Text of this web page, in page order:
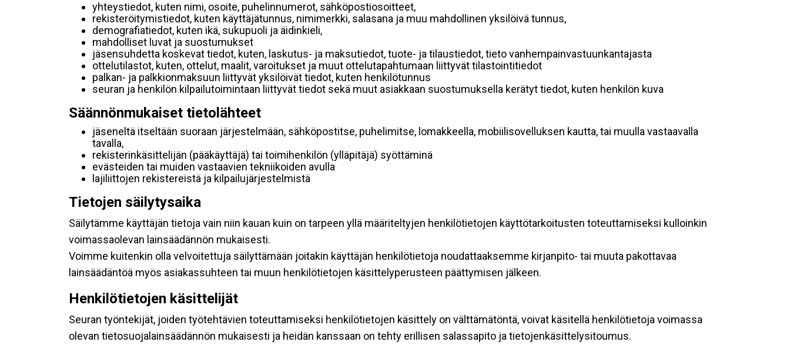
yhteystiedot, kuten nimi, osoite, puhelinnumerot, sähköpostiosoitteet,
rekisteröitymistiedot, kuten käyttäjätunnus, nimimerkki, salasana ja muu mahdollinen yksilöivä tunnus,
demografiatiedot, kuten ikä, sukupuoli ja äidinkieli,
mahdolliset luvat ja suostumukset
jäsensuhdetta koskevat tiedot, kuten, laskutus- ja maksutiedot, tuote- ja tilaustiedot, tieto vanhempainvastuunkantajasta
ottelutilastot, kuten, ottelut, maalit, varoitukset ja muut ottelutapahtumaan liittyvät tilastointitiedot
palkan- ja palkkionmaksuun liittyvät yksilöivät tiedot, kuten henkilötunnus
seuran ja henkilön kilpailutoimintaan liittyvät tiedot sekä muut asiakkaan suostumuksella kerätyt tiedot, kuten henkilön kuva
Säännönmukaiset tietolähteet
jäseneltä itseltään suoraan järjestelmään, sähköpostitse, puhelimitse, lomakkeella, mobiilisovelluksen kautta, tai muulla vastaavalla
tavalla,
rekisterinkäsittelijän (pääkäyttäjä) tai toimihenkilön (ylläpitäjä) syöttäminä
evästeiden tai muiden vastaavien tekniikoiden avulla
lajiliittojen rekistereistä ja kilpailujärjestelmistä
Tietojen säilytysaika
Säilytämme käyttäjän tietoja vain niin kauan kuin on tarpeen yllä määriteltyjen henkilötietojen käyttötarkoitusten toteuttamiseksi kulloinkin
voimassaolevan lainsäädännön mukaisesti.
Voimme kuitenkin olla velvoitettuja säilyttämään joitakin käyttäjän henkilötietoja noudattaaksemme kirjanpito- tai muuta pakottavaa
lainsäädäntöä myös asiakassuhteen tai muun henkilötietojen käsittelyperusteen päättymisen jälkeen.
Henkilötietojen käsittelijät
Seuran työntekijät, joiden työtehtävien toteuttamiseksi henkilötietojen käsittely on välttämätöntä, voivat käsitellä henkilötietoja voimassa
olevan tietosuojalainsäädännön mukaisesti ja heidän kanssaan on tehty erillisen salassapito ja tietojenkäsittelysitoumus.